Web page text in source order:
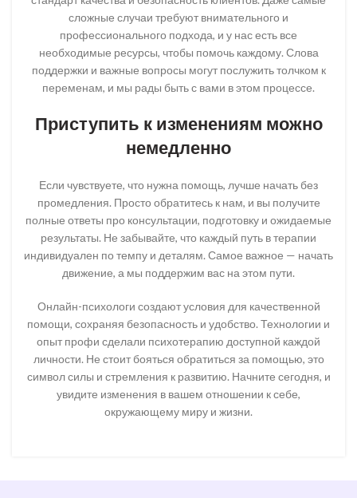
сложные случаи требуют внимательного и
профессионального подхода, и у нас есть все
необходимые ресурсы, чтобы помочь каждому. Слова
поддержки и важные вопросы могут послужить толчком к
переменам, и мы рады быть с вами в этом процессе.
Приступить к изменениям можно
немедленно
Если чувствуете, что нужна помощь, лучше начать без
промедления. Просто обратитесь к нам, и вы получите
полные ответы про консультации, подготовку и ожидаемые
результаты. Не забывайте, что каждый путь в терапии
индивидуален по темпу и деталям. Самое важное — начать
движение, а мы поддержим вас на этом пути.
Онлайн-психологи создают условия для качественной
помощи, сохраняя безопасность и удобство. Технологии и
опыт профи сделали психотерапию доступной каждой
личности. Не стоит бояться обратиться за помощью, это
символ силы и стремления к развитию. Начните сегодня, и
увидите изменения в вашем отношении к себе,
окружающему миру и жизни.